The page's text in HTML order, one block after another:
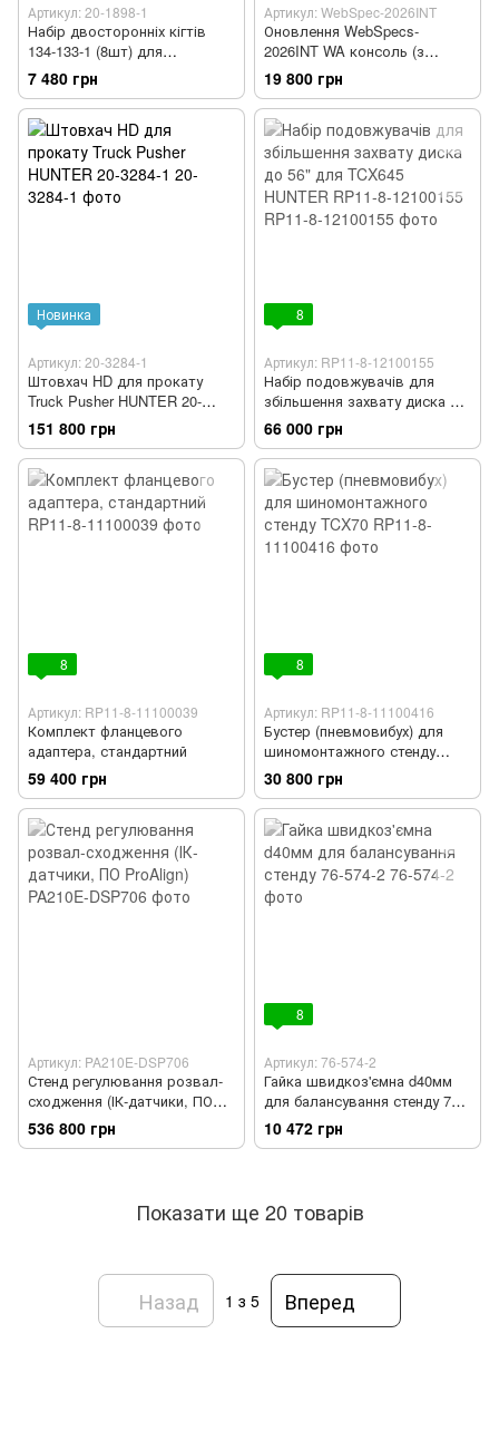
Артикул: 20-1898-1
Набір двосторонніх кігтів
134-133-1 (8шт) для
кронштейнів, що
самоцентруються Hunter 175-
321-1, 175-325-1 HUNTER 20-
1898-1
7 480 грн
Артикул: WebSpec-2026INT
Оновлення WebSpecs-
2026INT WA консоль (з
ключем) HUNTER WebSpec-
2026INT
19 800 грн
Новинка
Артикул: 20-3284-1
Штовхач HD для прокату
Truck Pusher HUNTER 20-
3284-1
151 800 грн
8
Артикул: RP11-8-12100155
Набір подовжувачів для
збільшення захвату диска до
56" для TCX645 HUNTER
RP11-8-12100155
66 000 грн
8
Артикул: RP11-8-11100039
Комплект фланцевого
адаптера, стандартний
59 400 грн
8
Артикул: RP11-8-11100416
Бустер (пневмовибух) для
шиномонтажного стенду
TCX70
30 800 грн
Артикул: PA210E-DSP706
Стенд регулювання розвал-
сходження (ІК-датчики, ПО
ProAlign)
536 800 грн
8
Артикул: 76-574-2
Гайка швидкоз'ємна d40мм
для балансування стенду 76-
574-2
10 472 грн
Показати ще 20 товарів
Назад 1 з 5 Вперед